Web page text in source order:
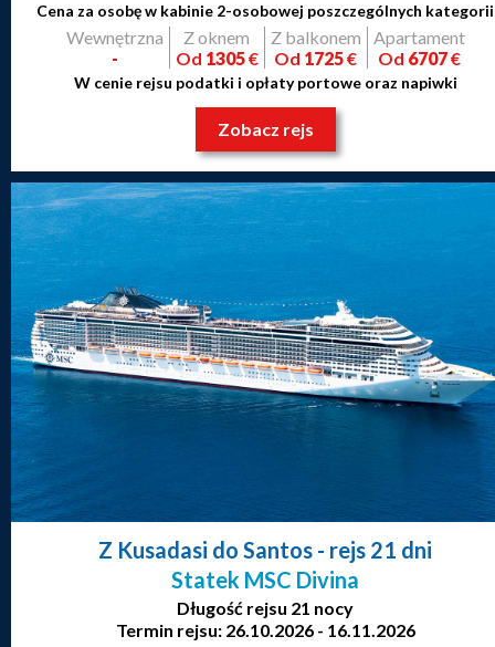
Cena za osobę w kabinie 2-osobowej poszczególnych kategorii
Wewnętrzna
-
Z oknem
Od 1305€
Z balkonem
Od 1725€
Apartament
Od 6707€
W cenie rejsu podatki i opłaty portowe oraz napiwki
Zobacz rejs
Z Kusadasi do Santos - rejs 21 dni
Statek MSC Divina
Długość rejsu 21 nocy
Termin rejsu: 26.10.2026 - 16.11.2026